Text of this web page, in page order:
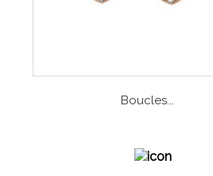
Boucles...